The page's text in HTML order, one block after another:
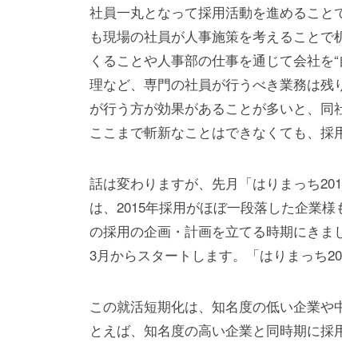
u
s
社員一丸となって採用活動を進めるこ
も現場の社員が人事施策を考えること
くることや人事部の仕事を通じて会社
理など、専門の社員が行うべき業務は
が行う方が効果があることが多いと、同
ここまで斬新なことはできなくても、採
話は変わりますが、先月「はりまっち
は、2015年採用がほぼ一段落した企業
の採用の企画・計画を立てる時期にき
3月からスタートします。「はりまっち
この就活短期化は、知名度の低い企業
とえば、知名度の高い企業と同時期に